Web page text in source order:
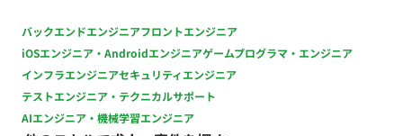
バックエンドエンジニアフロントエンジニア
iOSエンジニア・Androidエンジニアゲームプログラマ・エンジニア
インフラエンジニアセキュリティエンジニア
テストエンジニア・テクニカルサポート
AIエンジニア・機械学習エンジニア